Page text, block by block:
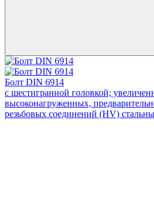
Болт DIN 6914
с шестигранной головкой;
высоконагруженных,
резьбовых соединений (HV)